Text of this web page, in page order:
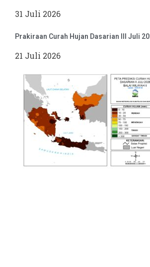
31 Juli 2026
Prakiraan Curah Hujan Dasarian III Juli
21 Juli 2026